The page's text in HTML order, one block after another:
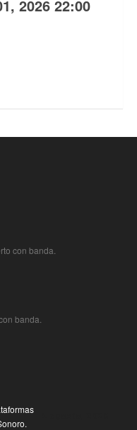
2026 22:00
con banda.
banda.